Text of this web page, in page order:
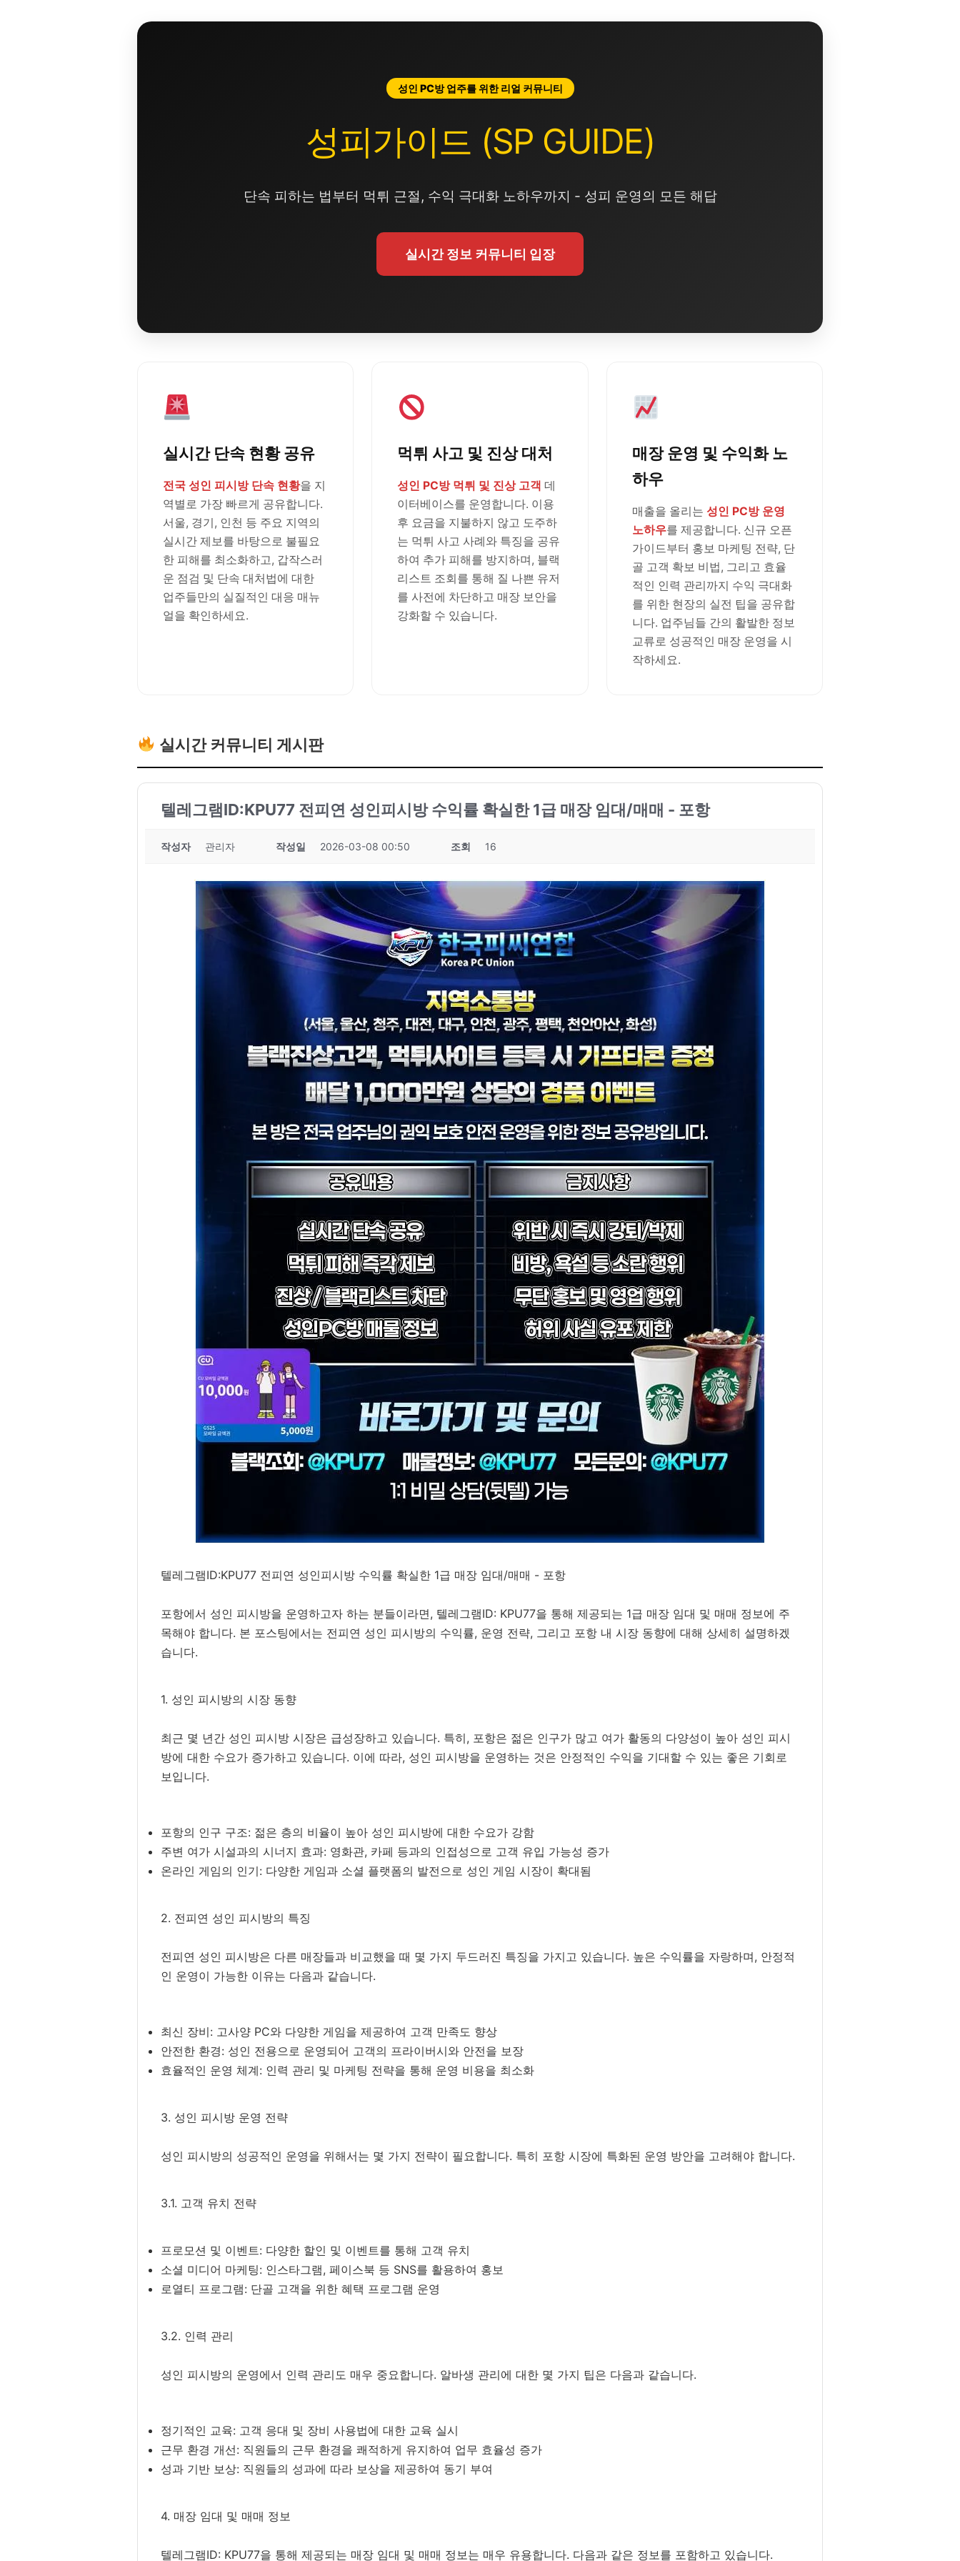
성인 PC방 업주를 위한 리얼 커뮤니티
성피가이드 (SP GUIDE)
단속 피하는 법부터 먹튀 근절, 수익 극대화 노하우까지 - 성피 운영의 모든 해답
실시간 정보 커뮤니티 입장
실시간 단속 현황 공유
전국 성인 피시방 단속 현황을 지
역별로 가장 빠르게 공유합니다.
서울, 경기, 인천 등 주요 지역의
실시간 제보를 바탕으로 불필요
한 피해를 최소화하고, 갑작스러
운 점검 및 단속 대처법에 대한
업주들만의 실질적인 대응 매뉴
얼을 확인하세요.
먹튀 사고 및 진상 대처
성인 PC방 먹튀 및 진상 고객 데
이터베이스를 운영합니다. 이용
후 요금을 지불하지 않고 도주하
는 먹튀 사고 사례와 특징을 공유
하여 추가 피해를 방지하며, 블랙
리스트 조회를 통해 질 나쁜 유저
를 사전에 차단하고 매장 보안을
강화할 수 있습니다.
매장 운영 및 수익화 노
하우
매출을 올리는 성인 PC방 운영
노하우를 제공합니다. 신규 오픈
가이드부터 홍보 마케팅 전략, 단
골 고객 확보 비법, 그리고 효율
적인 인력 관리까지 수익 극대화
를 위한 현장의 실전 팁을 공유합
니다. 업주님들 간의 활발한 정보
교류로 성공적인 매장 운영을 시
작하세요.
실시간 커뮤니티 게시판
텔레그램ID:KPU77 전피연 성인피시방 수익률 확실한 1급 매장 임대/매매 - 포항
작성자 관리자 작성일 2026-03-08 00:50 조회 16
텔레그램ID:KPU77 전피연 성인피시방 수익률 확실한 1급 매장 임대/매매 - 포항
포항에서 성인 피시방을 운영하고자 하는 분들이라면, 텔레그램ID: KPU77을 통해 제공되는 1급 매장 임대 및 매매 정보에 주
목해야 합니다. 본 포스팅에서는 전피연 성인 피시방의 수익률, 운영 전략, 그리고 포항 내 시장 동향에 대해 상세히 설명하겠
습니다.
1. 성인 피시방의 시장 동향
최근 몇 년간 성인 피시방 시장은 급성장하고 있습니다. 특히, 포항은 젊은 인구가 많고 여가 활동의 다양성이 높아 성인 피시
방에 대한 수요가 증가하고 있습니다. 이에 따라, 성인 피시방을 운영하는 것은 안정적인 수익을 기대할 수 있는 좋은 기회로
보입니다.
포항의 인구 구조: 젊은 층의 비율이 높아 성인 피시방에 대한 수요가 강함
주변 여가 시설과의 시너지 효과: 영화관, 카페 등과의 인접성으로 고객 유입 가능성 증가
온라인 게임의 인기: 다양한 게임과 소셜 플랫폼의 발전으로 성인 게임 시장이 확대됨
2. 전피연 성인 피시방의 특징
전피연 성인 피시방은 다른 매장들과 비교했을 때 몇 가지 두드러진 특징을 가지고 있습니다. 높은 수익률을 자랑하며, 안정적
인 운영이 가능한 이유는 다음과 같습니다.
최신 장비: 고사양 PC와 다양한 게임을 제공하여 고객 만족도 향상
안전한 환경: 성인 전용으로 운영되어 고객의 프라이버시와 안전을 보장
효율적인 운영 체계: 인력 관리 및 마케팅 전략을 통해 운영 비용을 최소화
3. 성인 피시방 운영 전략
성인 피시방의 성공적인 운영을 위해서는 몇 가지 전략이 필요합니다. 특히 포항 시장에 특화된 운영 방안을 고려해야 합니다.
3.1. 고객 유치 전략
프로모션 및 이벤트: 다양한 할인 및 이벤트를 통해 고객 유치
소셜 미디어 마케팅: 인스타그램, 페이스북 등 SNS를 활용하여 홍보
로열티 프로그램: 단골 고객을 위한 혜택 프로그램 운영
3.2. 인력 관리
성인 피시방의 운영에서 인력 관리도 매우 중요합니다. 알바생 관리에 대한 몇 가지 팁은 다음과 같습니다.
정기적인 교육: 고객 응대 및 장비 사용법에 대한 교육 실시
근무 환경 개선: 직원들의 근무 환경을 쾌적하게 유지하여 업무 효율성 증가
성과 기반 보상: 직원들의 성과에 따라 보상을 제공하여 동기 부여
4. 매장 임대 및 매매 정보
텔레그램ID: KPU77을 통해 제공되는 매장 임대 및 매매 정보는 매우 유용합니다. 다음과 같은 정보를 포함하고 있습니다.